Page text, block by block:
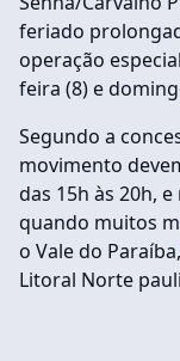
feriado
operação
feira (8) e
Segundo a
movimento
das 15h às 20h,
quando muitos
o Vale do Paraíba,
Litoral Norte